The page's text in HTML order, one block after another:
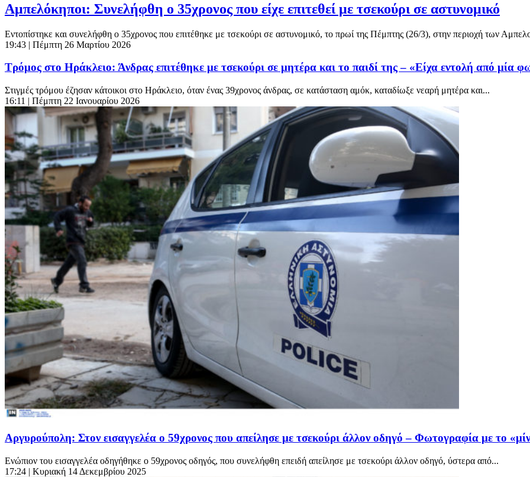
Αμπελόκηποι: Συνελήφθη ο 35χρονος που είχε επιτεθεί με τσεκούρι σε αστυνομικό
Εντοπίστηκε και συνελήφθη ο 35χρονος που επιτέθηκε με τσεκούρι σε αστυνομικό, το πρωί της Πέμπτης (26/3), στην περιοχή των
19:43 | Πέμπτη 26 Μαρτίου 2026
Τρόμος στο Ηράκλειο: Άνδρας επιτέθηκε με τσεκούρι σε μητέρα και το παιδί της – «Είχα εντολή από μία
Στιγμές τρόμου έζησαν κάτοικοι στο Ηράκλειο, όταν ένας 39χρονος άνδρας, σε κατάσταση αμόκ, καταδίωξε νεαρή μητέρα και...
16:11 | Πέμπτη 22 Ιανουαρίου 2026
Αργυρούπολη: Στον εισαγγελέα ο 59χρονος που απείλησε με τσεκούρι άλλον οδηγό – Φωτογραφία με το
Ενώπιον του εισαγγελέα οδηγήθηκε ο 59χρονος οδηγός, που συνελήφθη επειδή απείλησε με τσεκούρι άλλον οδηγό, ύστερα από...
17:24 | Κυριακή 14 Δεκεμβρίου 2025